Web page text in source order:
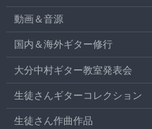
動画＆音源
国内＆海外ギター修行
大分中村ギター教室発表会
生徒さんギターコレクション
生徒さん作曲作品